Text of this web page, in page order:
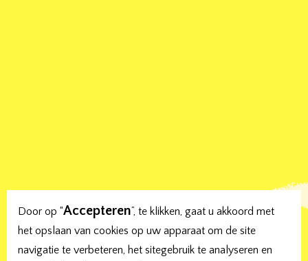
Maandag: 8:30 tot 14:15 uur
Dinsdag: 8:30 tot 14:15 uur
Door op “Accepteren”, te klikken, gaat u akkoord met
het opslaan van cookies op uw apparaat om de site
navigatie te verbeteren, het sitegebruik te analyseren en